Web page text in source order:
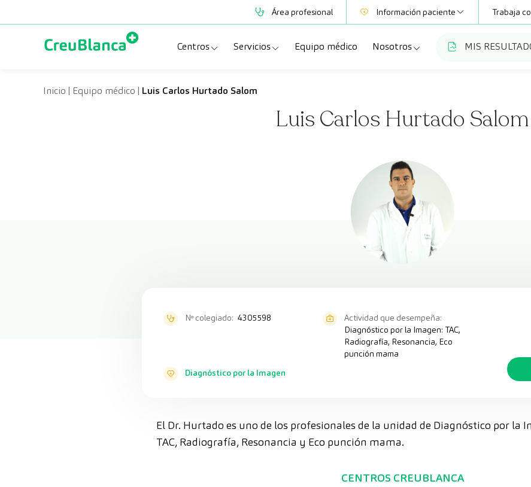
Área profesional Información paciente
Mutuas
Club CreuBlanca
Trabaja
Centros
Clínica CreuBlanca
CreuBlanca Tarradellas
Servicios
Pruebas diagnósticas
Equipo médico Nosotros
Trabaja con nosotros
CreuBlanca Empresas
Fundación Privada Imhotep
Preguntas frecuentes
MIS
Inicio | Equipo médico | Luis Carlos Hurtado Salom
Luis Carlos Hurtado Salom
Nº colegiado: 4305598
Actividad que desempeña:
Diagnóstico por la Imagen: TAC,
Radiografía, Resonancia, Eco
punción mama
Diagnóstico por la Imagen
El Dr. Hurtado es uno de los profesionales de la unidad de Diagnóstico por la
TAC, Radiografía, Resonancia y Eco punción mama.
CENTROS CREUBLANCA